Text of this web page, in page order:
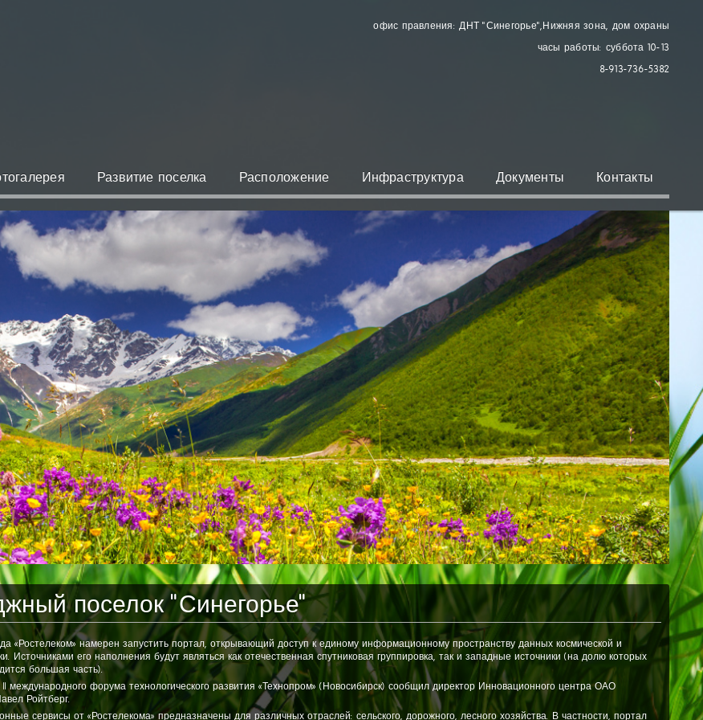
офис правления: ДНТ "Синегорье", Нижняя зона, дом охраны
часы работы: суббота 10-13
8-913-736-5382
Развитие поселка Расположение Инфраструктура Документы Контакты
поселок "Синегорье"
«Ростелеком» намерен запустить портал, открывающий доступ к единому информационному пространству данных космической и
Источниками его наполнения будут являться как отечественная спутниковая группировка, так и западные источники (на долю которых
большая часть).
международного форума технологического развития «Технопром» (Новосибирск) сообщил директор Инновационного центра ОАО
Ройтберг.
сервисы от «Ростелекома» предназначены для различных отраслей: сельского, дорожного, лесного хозяйства. В частности, портал